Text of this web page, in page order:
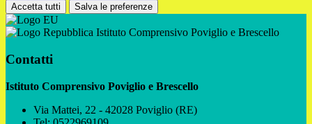
Accetta tutti Salva le preferenze
Istituto Comprensivo Poviglio e Brescello
Contatti
Istituto Comprensivo Poviglio e Brescello
Via Mattei, 22 - 42028 Poviglio (RE)